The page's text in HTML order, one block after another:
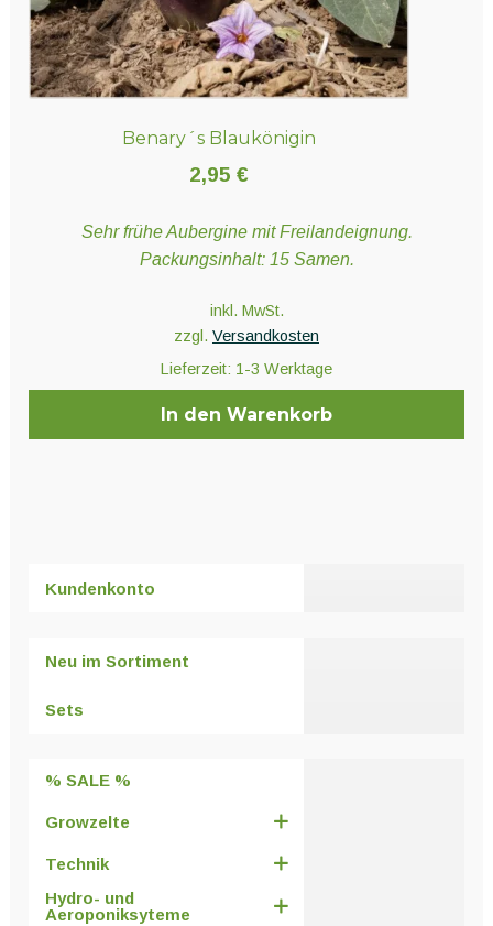
Benary´s Blaukönigin
2,95 €
Sehr frühe Aubergine mit Freilandeignung.
Packungsinhalt: 15 Samen.
inkl. MwSt.
zzgl. Versandkosten
Lieferzeit: 1-3 Werktage
In den Warenkorb
Kundenkonto
Neu im Sortiment
Sets
% SALE %
Growzelte
Technik
Hydro- und
Aeroponiksyteme